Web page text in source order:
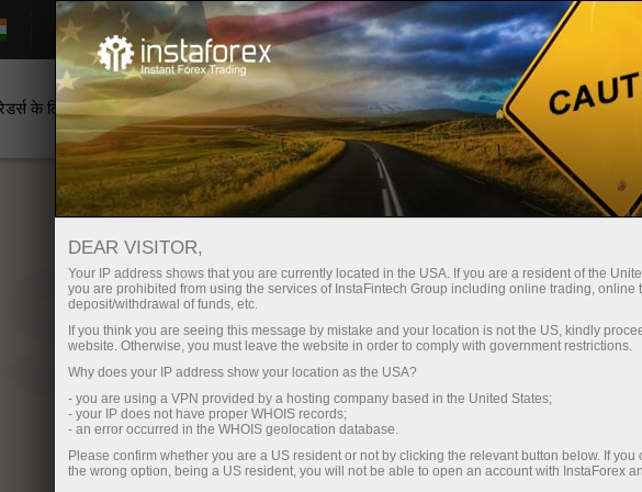
सहायता तुरंत खाता खोलना ट्रेडिंग प्लेटफॉर्म
के लिए शुरुआती के लिए निवेशकों के लिए भागीदारों के लिए अभियान
DEAR VISITOR,
Your IP address shows that you are currently located in the USA. If you are a resident of the
you are prohibited from using the services of InstaFintech Group including online trading, online
deposit/withdrawal of funds, etc.
If you think you are seeing this message by mistake and your location is not the US, kindly
website. Otherwise, you must leave the website in order to comply with government restrictions.
Why does your IP address show your location as the USA?
- you are using a VPN provided by a hosting company based in the United States;
- your IP does not have proper WHOIS records;
- an error occurred in the WHOIS geolocation database.
Please confirm whether you are a US resident or not by clicking the relevant button below. If you
the wrong option, being a US resident, you will not be able to open an account with InstaForex